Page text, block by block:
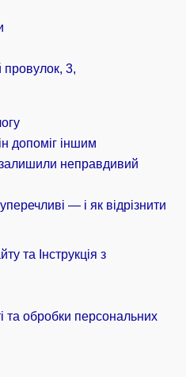
3,
допоміг іншим
неправдивий
— і як відрізнити
та Інструкція з
та обробки персональних